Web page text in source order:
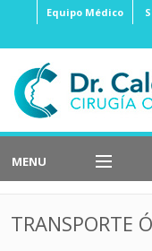
Equipo Médico
MENU
TRANSPORTE